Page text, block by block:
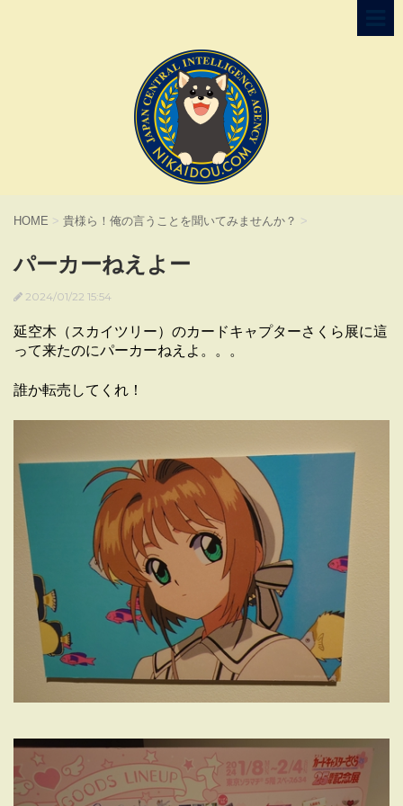
HOME > 貴様ら！俺の言うことを聞いてみませんか？ >
パーカーねえよー
2024/01/22 15:54
延空木（スカイツリー）のカードキャプターさくら展に這
って来たのにパーカーねえよ。。。
誰か転売してくれ！